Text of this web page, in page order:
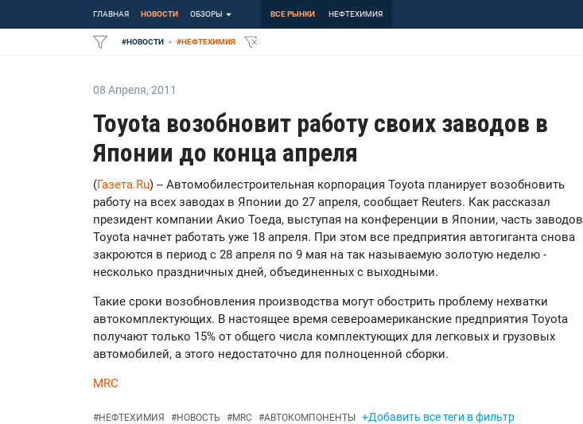
ГЛАВНАЯ НОВОСТИ ОБЗОРЫ ВСЕ РЫНКИ НЕФТЕХИМИЯ
#НОВОСТИ #НЕФТЕХИМИЯ
08 Апреля, 2011
Toyota возобновит работу своих заводов в
Японии до конца апреля
(Газета.Ru) -- Автомобилестроительная корпорация Toyota планирует возобновить
работу на всех заводах в Японии до 27 апреля, сообщает Reuters. Как рассказал
президент компании Акио Тоеда, выступая на конференции в Японии, часть заводов
Toyota начнет работать уже 18 апреля. При этом все предприятия автогиганта снова
закроются в период с 28 апреля по 9 мая на так называемую золотую неделю -
несколько праздничных дней, объединенных с выходными.
Такие сроки возобновления производства могут обострить проблему нехватки
автокомплектующих. В настоящее время североамериканские предприятия Toyota
получают только 15% от общего числа комплектующих для легковых и грузовых
автомобилей, а этого недостаточно для полноценной сборки.
MRC
#НЕФТЕХИМИЯ #НОВОСТЬ #MRC #АВТОКОМПОНЕНТЫ +Добавить все теги в фильтр